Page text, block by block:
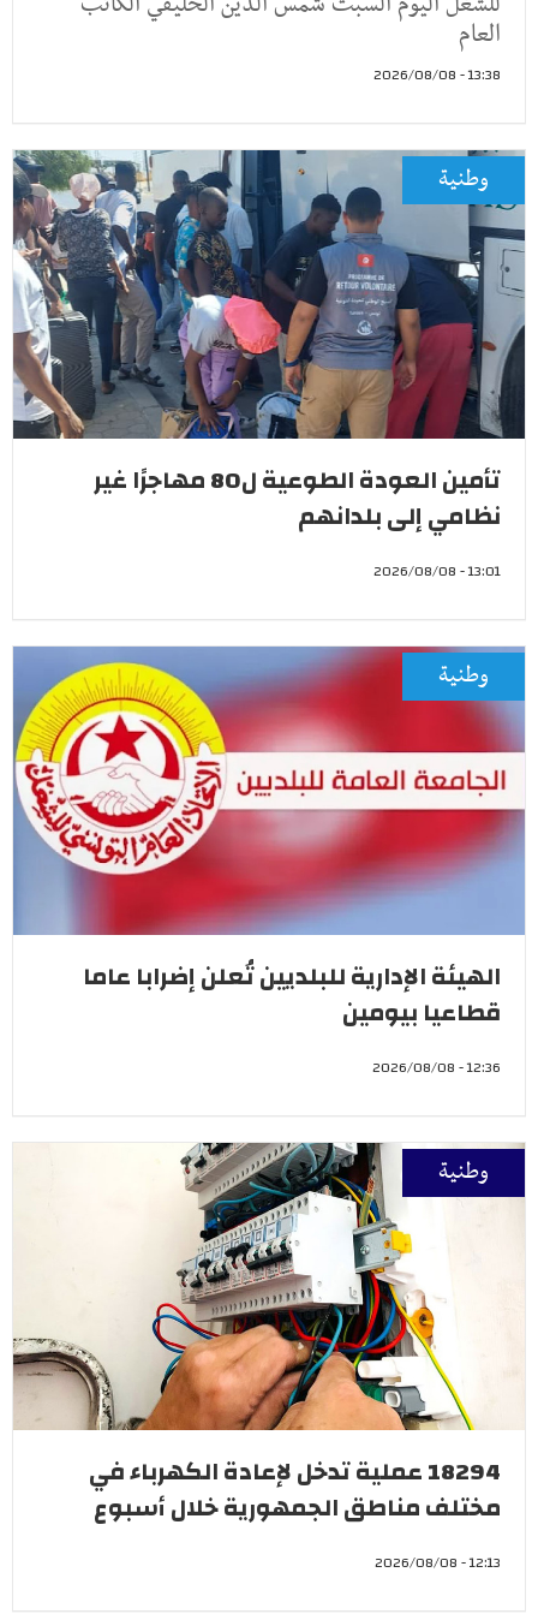
العام
13:38 - 2026/08/08
وطنية
تأمين العودة الطوعية ل80 مهاجرًا غير
نظامي إلى بلدانهم
13:01 - 2026/08/08
وطنية
الهيئة الإدارية للبلديين تُعلن إضرابا عاما
قطاعيا بيومين
12:36 - 2026/08/08
وطنية
18294 عملية تدخل لإعادة الكهرباء في
مختلف مناطق الجمهورية خلال أسبوع
12:13 - 2026/08/08